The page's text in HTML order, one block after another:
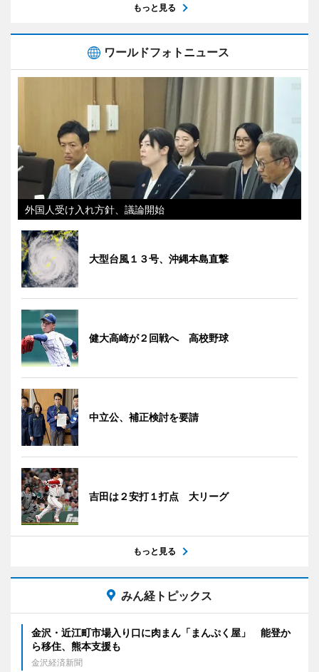
もっと見る
ワールドフォトニュース
外国人受け入れ方針、議論開始
大型台風１３号、沖縄本島直撃
健大高崎が２回戦へ 高校野球
中立公、補正検討を要請
吉田は２安打１打点 大リーグ
もっと見る
みん経トピックス
金沢・近江町市場入り口に肉まん「まんぷく屋」 能登か
ら移住、熊本支援も
金沢経済新聞